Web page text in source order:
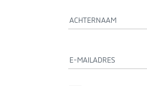
ACHTERNAAM
E-MAILADRES